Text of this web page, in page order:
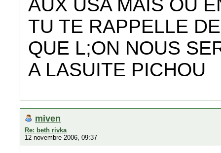
AUX USA MAIS OU
TU TE RAPPELLE
QUE L;ON NOUS
A LASUITE PICHOU
miven
Re: beth rivka
12 novembre 2006, 09:37